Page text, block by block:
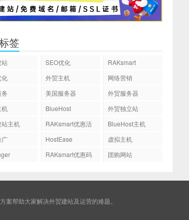
签
站 SEO优化
RAKsmart
化
外贸主机
网络营销
美国服务器
外贸服务器
机
BlueHost
外贸独立站
主机
RAKsmart优惠活
BlueHost主机
广
HostEase
虚拟主机
RAKsmart优惠码 团购网站
帮助大家解决外贸建站及运营的难题。